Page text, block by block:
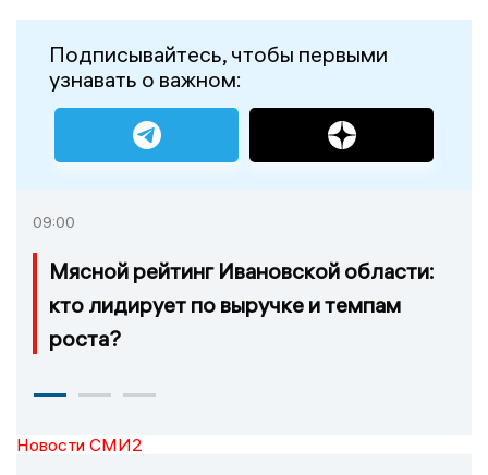
Подписывайтесь, чтобы первыми
узнавать о важном:
09:00
Мясной рейтинг Ивановской области:
кто лидирует по выручке и темпам
роста?
Новости СМИ2